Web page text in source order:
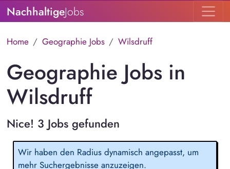
NachhaltigeJobs
Home Geographie Jobs Wilsdruff
Geographie Jobs in
Wilsdruff
Nice! 3 Jobs gefunden
Wir haben den Radius dynamisch angepasst, um
mehr Suchergebnisse anzuzeigen.